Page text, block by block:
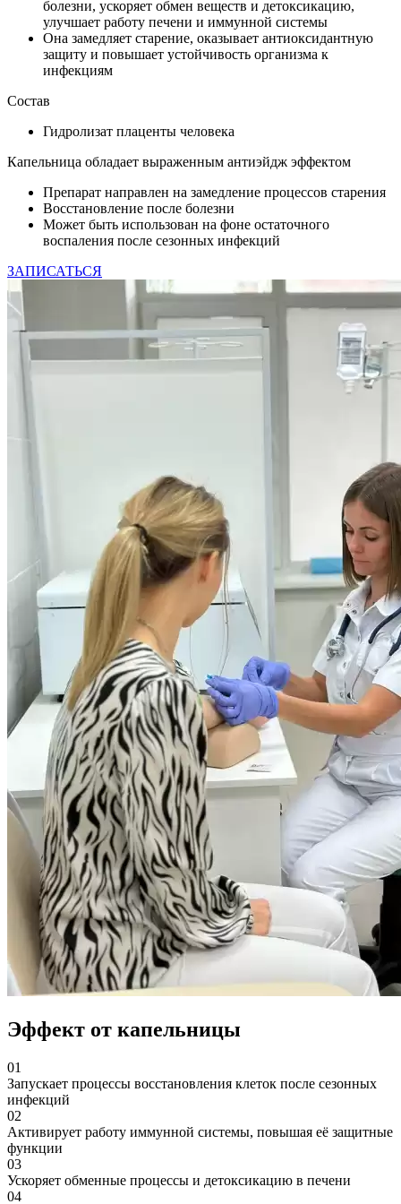
болезни, ускоряет обмен веществ и детоксикацию,
улучшает работу печени и иммунной системы
Она замедляет старение, оказывает антиоксидантную
защиту и повышает устойчивость организма к
инфекциям​
Состав
Гидролизат плаценты человека
Капельница обладает выраженным антиэйдж эффектом
Препарат направлен на замедление процессов старения
Восстановление после болезни
Может быть использован на фоне остаточного
воспаления после сезонных инфекций
ЗАПИСАТЬСЯ
Эффект от капельницы
01
Запускает процессы восстановления клеток после сезонных
инфекций
02
Активирует работу иммунной системы, повышая её защитные
функции
03
Ускоряет обменные процессы и детоксикацию в печени
04